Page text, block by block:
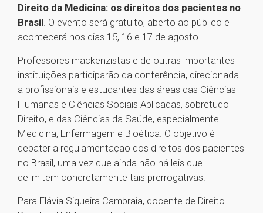
Direito da Medicina: os direitos dos pacientes no
Brasil. O evento será gratuito, aberto ao público e
acontecerá nos dias 15, 16 e 17 de agosto.
Professores mackenzistas e de outras importantes
instituições participarão da conferência, direcionada
a profissionais e estudantes das áreas das Ciências
Humanas e Ciências Sociais Aplicadas, sobretudo
Direito, e das Ciências da Saúde, especialmente
Medicina, Enfermagem e Bioética. O objetivo é
debater a regulamentação dos direitos dos pacientes
no Brasil, uma vez que ainda não há leis que
delimitem concretamente tais prerrogativas.
Para Flávia Siqueira Cambraia, docente de Direito